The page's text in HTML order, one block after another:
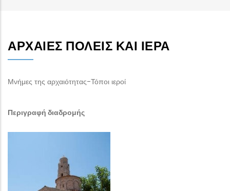
ΑΡΧΑΊΕΣ ΠΌΛΕΙΣ ΚΑΙ ΙΕΡΆ
Μνήμες της αρχαιότητας-Τόποι ιεροί
Περιγραφή διαδρομής